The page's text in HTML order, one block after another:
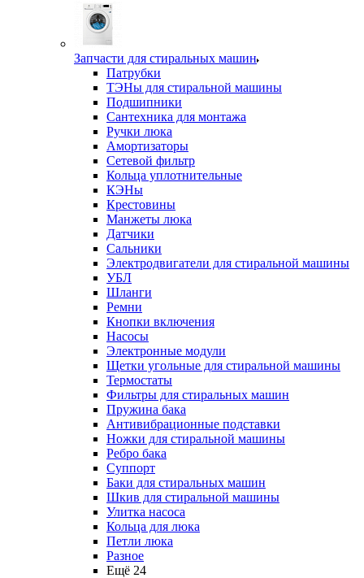
Запчасти для стиральных машин
Патрубки
ТЭНы для стиральной машины
Подшипники
Сантехника для монтажа
Ручки люка
Амортизаторы
Сетевой фильтр
Кольца уплотнительные
КЭНы
Крестовины
Манжеты люка
Датчики
Сальники
Электродвигатели для стиральной машины
УБЛ
Шланги
Ремни
Кнопки включения
Насосы
Электронные модули
Щетки угольные для стиральной машины
Термостаты
Фильтры для стиральных машин
Пружина бака
Антивибрационные подставки
Ножки для стиральной машины
Ребро бака
Суппорт
Баки для стиральных машин
Шкив для стиральной машины
Улитка насоса
Кольца для люка
Петли люка
Разное
Ещё 24